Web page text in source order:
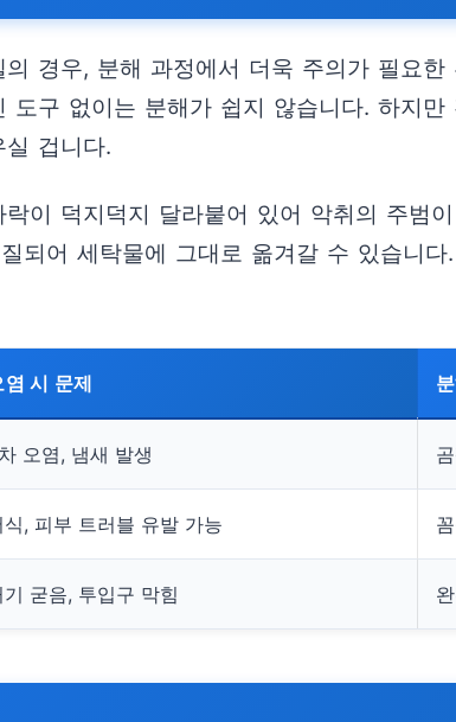
경우, 분해 과정에서 더욱 주의가 필요
구 없이는 분해가 쉽지 않습니다. 하지
겁니다.
이 덕지덕지 달라붙어 있어 악취의 주범
되어 세탁물에 그대로 옮겨갈 수 있습니
시 문제
오염, 냄새 발생
, 피부 트러블 유발 가능
굳음, 투입구 막힘